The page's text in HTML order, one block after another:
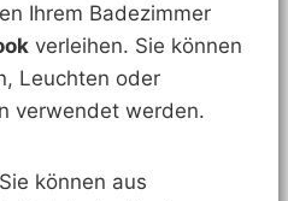
Ihrem Badezimmer
verleihen. Sie können
Leuchten oder
verwendet werden.
können aus